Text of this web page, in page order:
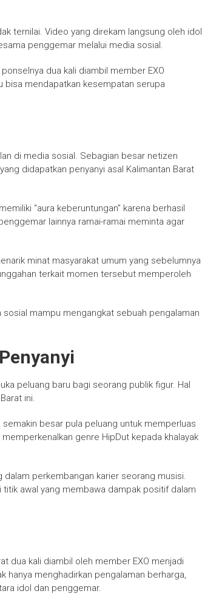
ternilai. Video yang direkam langsung oleh idol
penggemar melalui media sosial.
dua kali diambil member EXO
bisa mendapatkan kesempatan serupa
di media sosial. Sebagian besar netizen
didapatkan penyanyi asal Kalimantan Barat
“aura keberuntungan” karena berhasil
lainnya ramai-ramai meminta agar
minat masyarakat umum yang sebelumnya
terkait momen tersebut memperoleh
mampu mengangkat sebuah pengalaman
peluang baru bagi seorang publik figur. Hal
ini.
besar pula peluang untuk memperluas
genre HipDut kepada khalayak
perkembangan karier seorang musisi.
awal yang membawa dampak positif dalam
dua kali diambil oleh member EXO menjadi
hanya menghadirkan pengalaman berharga,
idol dan penggemar.